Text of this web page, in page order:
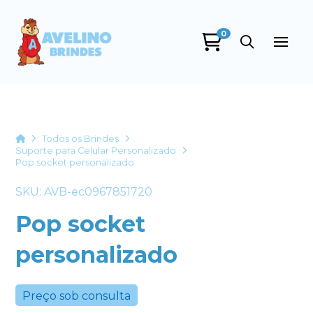
0
HomeTodos os Brindes
Suporte para Celular Personalizado
Pop socket personalizado
SKU: AVB-ec0967851720
Pop socket
personalizado
Preço sob consulta
+55